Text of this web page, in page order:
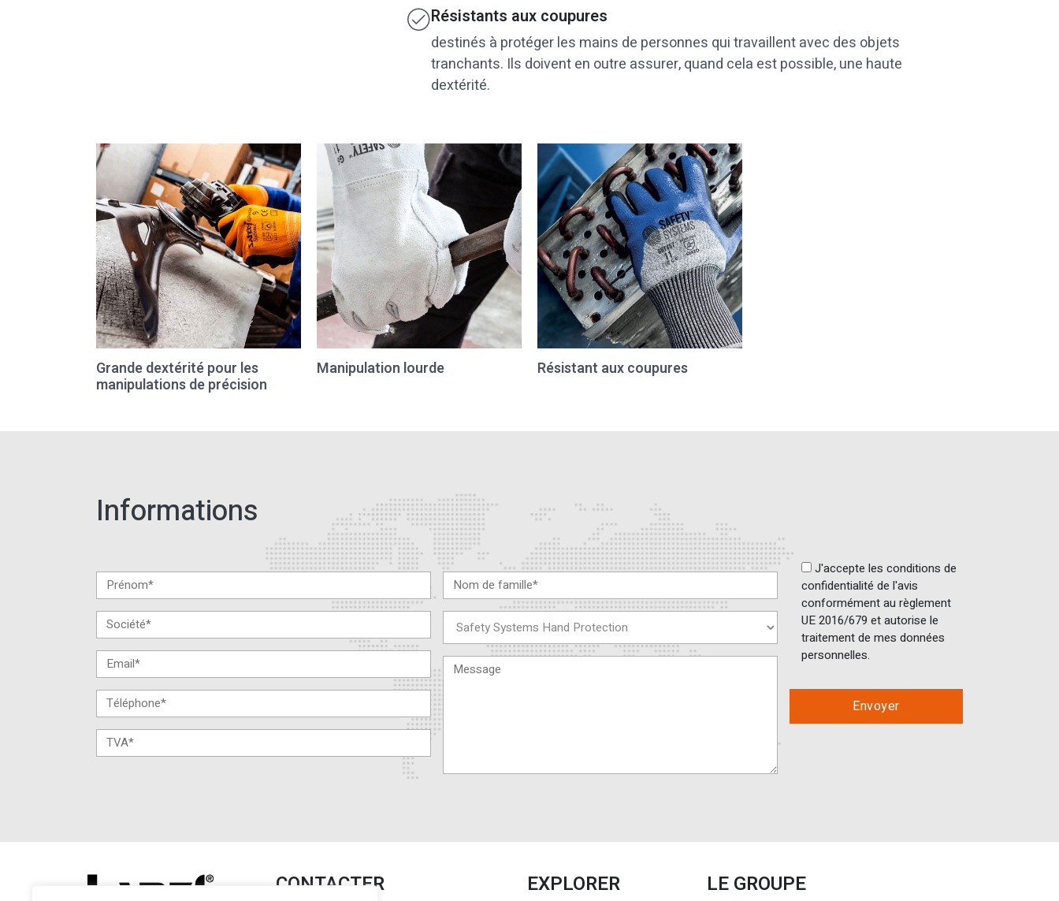
Résistants aux coupures
destinés à protéger les mains de personnes qui travaillent avec des objets
tranchants. Ils doivent en outre assurer, quand cela est possible, une haute
dextérité.
Grande dextérité pour les
manipulations de précision
Manipulation lourde Résistant aux coupures
Informations
J'accepte les conditions de
confidentialité de l'avis
conformément au règlement
UE 2016/679 et autorise le
traitement de mes données
personnelles.
CONTACTER EXPLORER LE GROUPE